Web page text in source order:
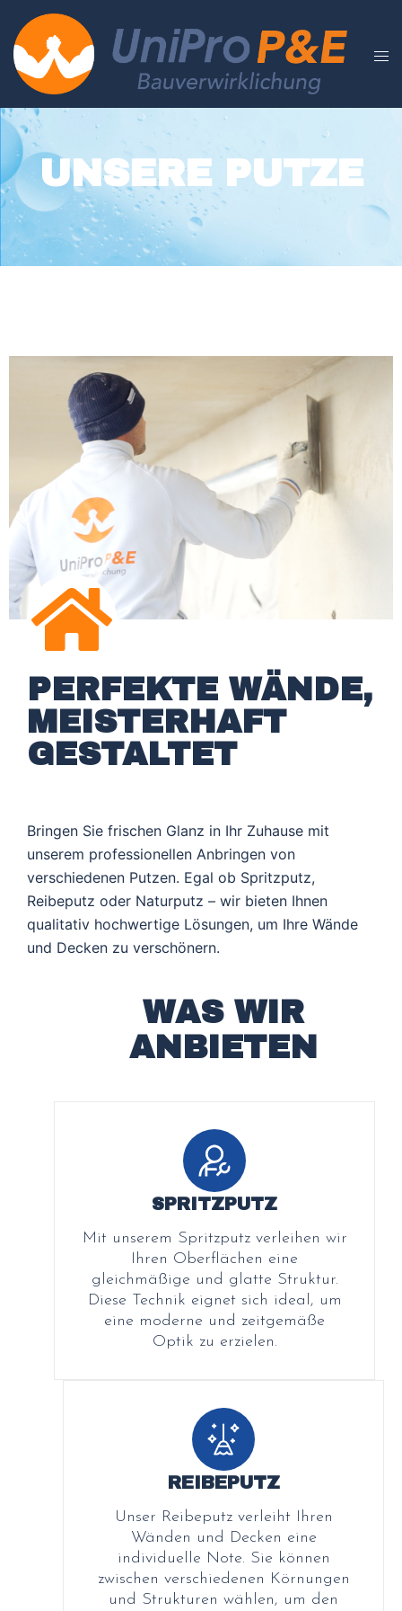
UNSERE PUTZE
PERFEKTE WÄNDE,
MEISTERHAFT
GESTALTET
Bringen Sie frischen Glanz in Ihr Zuhause mit
unserem professionellen Anbringen von
verschiedenen Putzen. Egal ob Spritzputz,
Reibeputz oder Naturputz – wir bieten Ihnen
qualitativ hochwertige Lösungen, um Ihre Wände
und Decken zu verschönern.
WAS WIR
ANBIETEN
SPRITZPUTZ
Mit unserem Spritzputz verleihen wir
Ihren Oberflächen eine
gleichmäßige und glatte Struktur.
Diese Technik eignet sich ideal, um
eine moderne und zeitgemäße
Optik zu erzielen.
REIBEPUTZ
Unser Reibeputz verleiht Ihren
Wänden und Decken eine
individuelle Note. Sie können
zwischen verschiedenen Körnungen
und Strukturen wählen, um den